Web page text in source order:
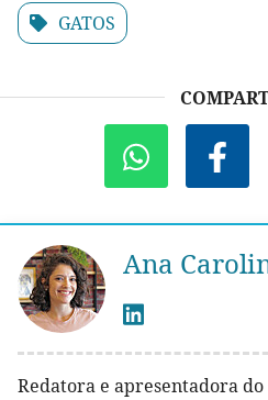
GATOS
Ana
Redatora e apresentadora do